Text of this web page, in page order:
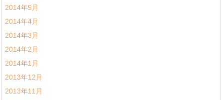
2014年5月
2014年4月
2014年3月
2014年2月
2014年1月
2013年12月
2013年11月